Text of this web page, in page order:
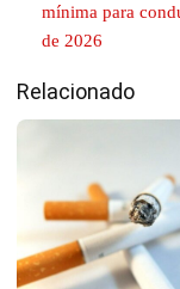
mínima para
de 2026
Relacionado